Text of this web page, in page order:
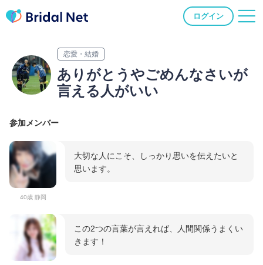
ログイン
恋愛・結婚
ありがとうやごめんなさいが
言える人がいい
参加メンバー
40歳 静岡
大切な人にこそ、しっかり思いを伝えたいと
思います。
この2つの言葉が言えれば、人間関係うまくい
きます！